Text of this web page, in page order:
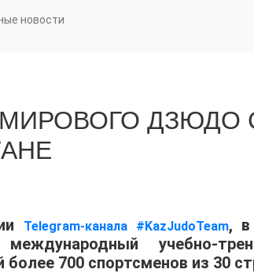
новости
ДЗЮДО
Telegram-канала #KazJudoTeam, в
учебно-
700 спортсменов из 30